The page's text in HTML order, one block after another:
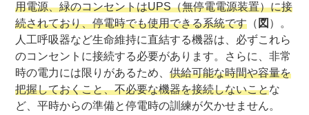
用電源、緑のコンセントはUPS（無停電電源装置）に接
続されており、停電時でも使用できる系統です（ 図 ）。
人工呼吸器など生命維持に直結する機器は、必ずこれら
のコンセントに接続する必要があります。さらに、非常
時の電力には限りがあるため、 供給可能な時間や容量を
把握しておくこと、不必要な機器を接続しないことな
ど、平時からの準備と停電時の訓練が欠かせません。